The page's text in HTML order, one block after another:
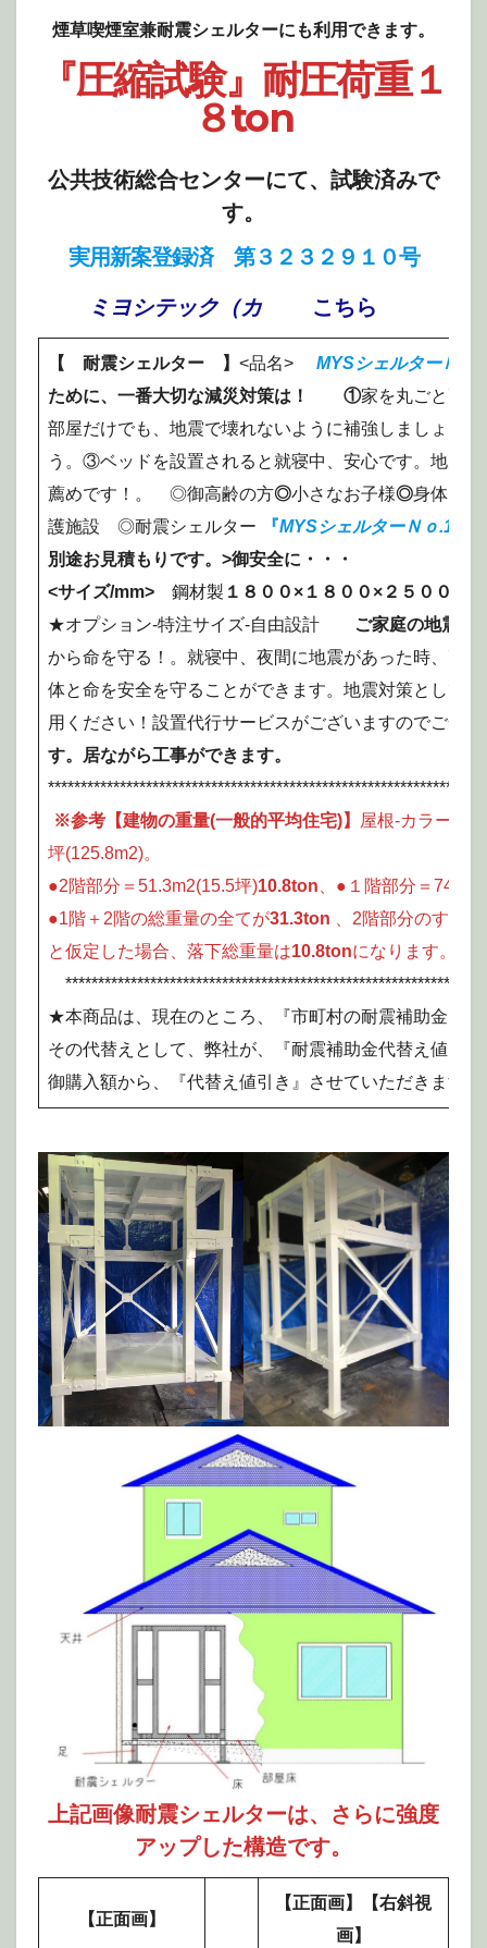
煙草喫煙室兼耐震シェルターにも利用できます。
『圧縮試験』耐圧荷重１
８ton
公共技術総合センターにて、試験済みで
す。
実用新案登録済 第３２３２９１０号
ミヨシテック（カ こちら
【 耐震シェルター 】 <品名>
MYSシェルターＮｏ
ために、一番大切な減災対策は！ ①家を丸ごと耐
部屋だけでも、地震で壊れないように補強しましょう。
う。③ベッドを設置されると就寝中、安心です。地震か
薦めです！。 ◎御高齢の方◎小さなお子様◎身体に障
護施設 ◎耐震シェルター
『MYSシェルターＮｏ.1
別途お見積もりです。>御安全に・・・
<サイズ/mm> 鋼材製 １８００×１８００×２５００H
★オプション-特注サイズ-自由設計
ご家庭の地震対
から命を守る！。就寝中、夜間に地震があった時、耐
体と命を安全を守ることができます。地震対策として
用ください！設置代行サービスがございますのでご安
す。居ながら工事ができます。
※参考【建物の重量(一般的平均住宅)】
屋根-カラーベ
坪(125.8m2)。
●2階部分＝51.3m2(15.5坪)10.8ton 、●１階部分＝
●1階＋2階の総重量の全てが31.3ton 、2階部分のすべ
と仮定した場合、落下総重量は10.8tonになります。
★本商品は、現在のところ、『市町村の耐震補助金』
その代替えとして、弊社が、『耐震補助金代替え値引
御購入額から、『代替え値引き』させていただきます。
上記画像耐震シェルターは、さらに強度
アップした構造です。
【正面画】
【正面画】【右斜視
画】